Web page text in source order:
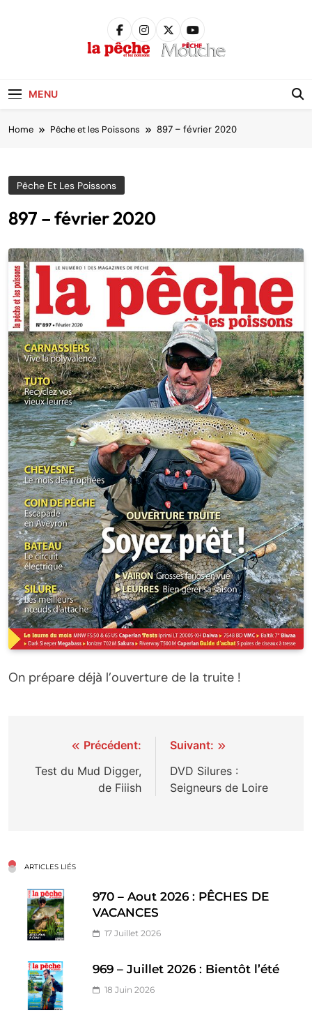
MENU
Home Pêche et les Poissons 897 – février 2020
Pêche Et Les Poissons
897 – février 2020
On prépare déjà l’ouverture de la truite !
Navigation
de
Précédent:
Test du Mud Digger,
de Fiiish
Suivant:
DVD Silures :
Seigneurs de Loire
ARTICLES LIÉS
970 – Aout 2026 : PÊCHES DE
VACANCES
17 Juillet 2026
969 – Juillet 2026 : Bientôt l’été
18 Juin 2026